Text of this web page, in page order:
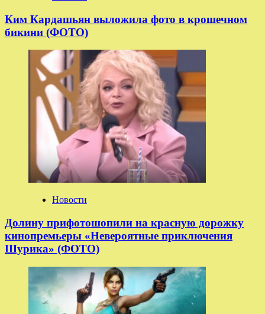
Ким Кардашьян выложила фото в крошечном
бикини (ФОТО)
Новости
Долину прифотошопили на красную дорожку
кинопремьеры «Невероятные приключения
Шурика» (ФОТО)